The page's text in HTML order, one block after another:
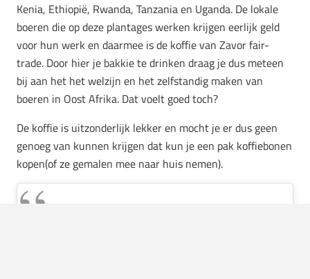
Kenia, Ethiopië, Rwanda, Tanzania en Uganda. De lokale
boeren die op deze plantages werken krijgen eerlijk geld
voor hun werk en daarmee is de koffie van Zavor fair-
trade. Door hier je bakkie te drinken draag je dus meteen
bij aan het het welzijn en het zelfstandig maken van
boeren in Oost Afrika. Dat voelt goed toch?
De koffie is uitzonderlijk lekker en mocht je er dus geen
genoeg van kunnen krijgen dat kun je een pak koffiebonen
kopen(of ze gemalen mee naar huis nemen).